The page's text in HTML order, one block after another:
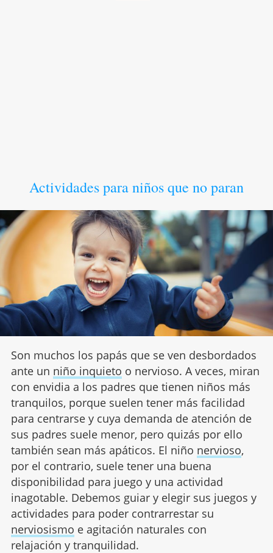
Actividades para niños que no paran
Son muchos los papás que se ven desbordados
ante un niño inquieto o nervioso. A veces, miran
con envidia a los padres que tienen niños más
tranquilos, porque suelen tener más facilidad
para centrarse y cuya demanda de atención de
sus padres suele menor, pero quizás por ello
también sean más apáticos. El niño nervioso,
por el contrario, suele tener una buena
disponibilidad para juego y una actividad
inagotable. Debemos guiar y elegir sus juegos y
actividades para poder contrarrestar su
nerviosismo e agitación naturales con
relajación y tranquilidad.